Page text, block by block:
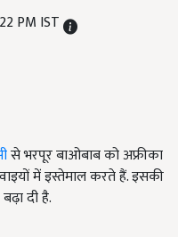
PM IST
से भरपूर बाओबाब को अफ्रीका
में इस्तेमाल करते हैं. इसकी
दी है.